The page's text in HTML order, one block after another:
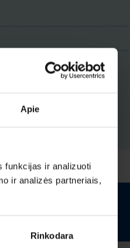
Apie
funkcijas ir analizuoti
ir analizės partneriais,
Rinkodara